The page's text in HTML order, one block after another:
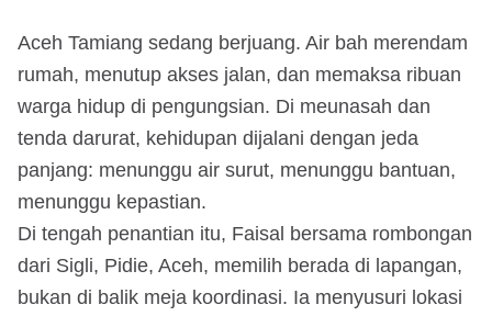
Aceh Tamiang sedang berjuang. Air bah merendam
rumah, menutup akses jalan, dan memaksa ribuan
warga hidup di pengungsian. Di meunasah dan
tenda darurat, kehidupan dijalani dengan jeda
panjang: menunggu air surut, menunggu bantuan,
menunggu kepastian.
Di tengah penantian itu, Faisal bersama rombongan
dari Sigli, Pidie, Aceh, memilih berada di lapangan,
bukan di balik meja koordinasi. Ia menyusuri lokasi